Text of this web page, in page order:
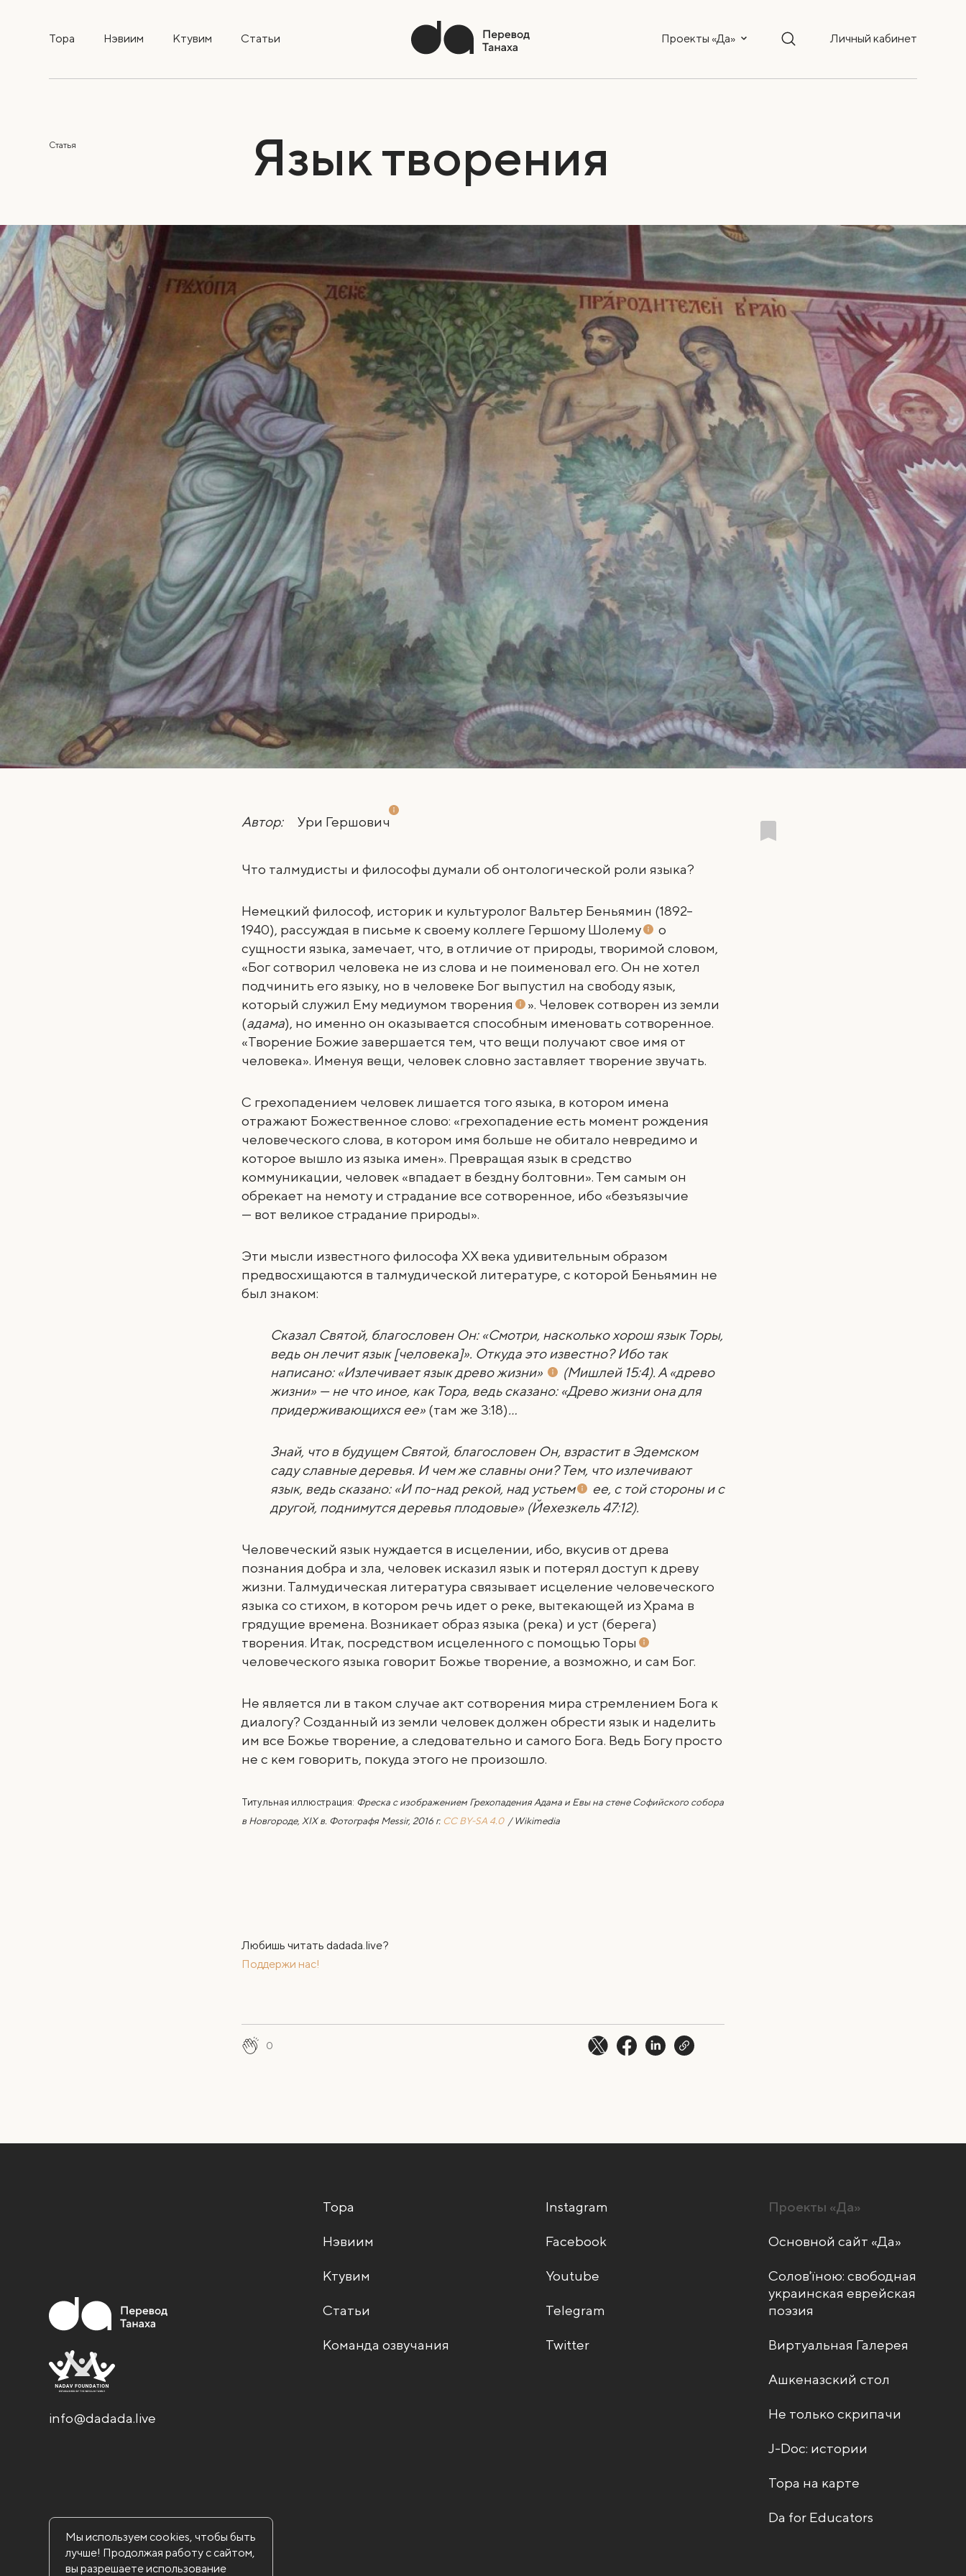
Тора Нэвиим Ктувим Статьи Проекты «Да» Личный кабинет
Статья Язык творения
Автор: Ури Гершович
Что талмудисты и философы думали об онтологической роли языка?
Немецкий философ, историк и культуролог Вальтер Беньямин (1892–
1940), рассуждая в письме к своему коллеге Гершому Шолему
о
сущности языка, замечает, что, в отличие от природы, творимой словом,
«Бог сотворил человека не из слова и не поименовал его. Он не хотел
подчинить его языку, но в человеке Бог выпустил на свободу язык,
который служил Ему медиумом творения
». Человек сотворен из земли
(адама), но именно он оказывается способным именовать сотворенное.
«Творение Божие завершается тем, что вещи получают свое имя от
человека». Именуя вещи, человек словно заставляет творение звучать.
С грехопадением человек лишается того языка, в котором имена
отражают Божественное слово: «грехопадение есть момент рождения
человеческого слова, в котором имя больше не обитало невредимо и
которое вышло из языка имен». Превращая язык в средство
коммуникации, человек «впадает в бездну болтовни». Тем самым он
обрекает на немоту и страдание все сотворенное, ибо «безъязычие
— вот великое страдание природы».
Эти мысли известного философа XX века удивительным образом
предвосхищаются в талмудической литературе, с которой Беньямин не
был знаком:
Сказал Святой, благословен Он: «Смотри, насколько хорош язык Торы,
ведь он лечит язык [человека]». Откуда это известно? Ибо так
написано: «Излечивает язык древо жизни»
(Мишлей 15:4). А «древо
жизни» — не что иное, как Тора, ведь сказано: «Древо жизни она для
придерживающихся ее» (там же 3:18)…
Знай, что в будущем Святой, благословен Он, взрастит в Эдемском
саду славные деревья. И чем же славны они? Тем, что излечивают
язык, ведь сказано: «И по-над рекой, над устьем
ее, с той стороны и с
другой, поднимутся деревья плодовые» (Йехезкель 47:12).
Человеческий язык нуждается в исцелении, ибо, вкусив от древа
познания добра и зла, человек исказил язык и потерял доступ к древу
жизни. Талмудическая литература связывает исцеление человеческого
языка со стихом, в котором речь идет о реке, вытекающей из Храма в
грядущие времена. Возникает образ языка (река) и уст (берега)
творения. Итак, посредством исцеленного с помощью Торы
человеческого языка говорит Божье творение, а возможно, и сам Бог.
Не является ли в таком случае акт сотворения мира стремлением Бога к
диалогу? Созданный из земли человек должен обрести язык и наделить
им все Божье творение, а следовательно и самого Бога. Ведь Богу просто
не с кем говорить, покуда этого не произошло.
Титульная иллюстрация: Фреска с изображением Грехопадения Адама и Евы на стене Софийского собора
в Новгороде, XIX в. Фотографя Messir, 2016 г. CC BY-SA 4.0/ Wikimedia
Любишь читать dadada.live?
Поддержи нас!
0
info@dadada.live
Тора
Нэвиим
Ктувим
Статьи
Команда озвучания
Instagram
Facebook
Youtube
Telegram
Twitter
Проекты «Да»
Основной сайт «Да»
Солов'їною: свободная
украинская еврейская
поэзия
Виртуальная Галерея
Ашкеназский стол
Не только скрипачи
J-Doc: истории
Тора на карте
Da for Educators
Мы используем cookies, чтобы быть
лучше! Продолжая работу с сайтом,
вы разрешаете использование